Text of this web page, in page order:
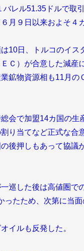
バレル51.35ドルで取
月９日以来およそ４
10日、トルコのイス
Ｃ）が合意した減
鉱物資源相も11月
会で加盟14カ国の生
り当てなど正式な
後押しもあって協
巡した後は高値圏で
ったため、次第に当
イルも反発した。